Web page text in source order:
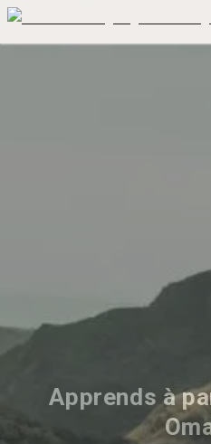
Apprends à